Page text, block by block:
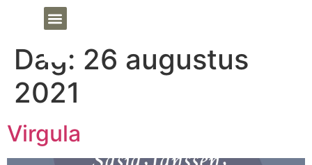
Dag: 26 augustus
2021
Virgula